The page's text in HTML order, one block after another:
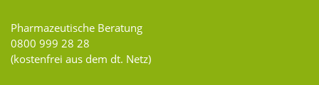
Pharmazeutische Beratung
0800 999 28 28
(kostenfrei aus dem dt. Netz)